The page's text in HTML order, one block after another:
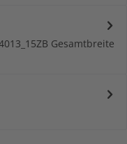
Gesamtbreite